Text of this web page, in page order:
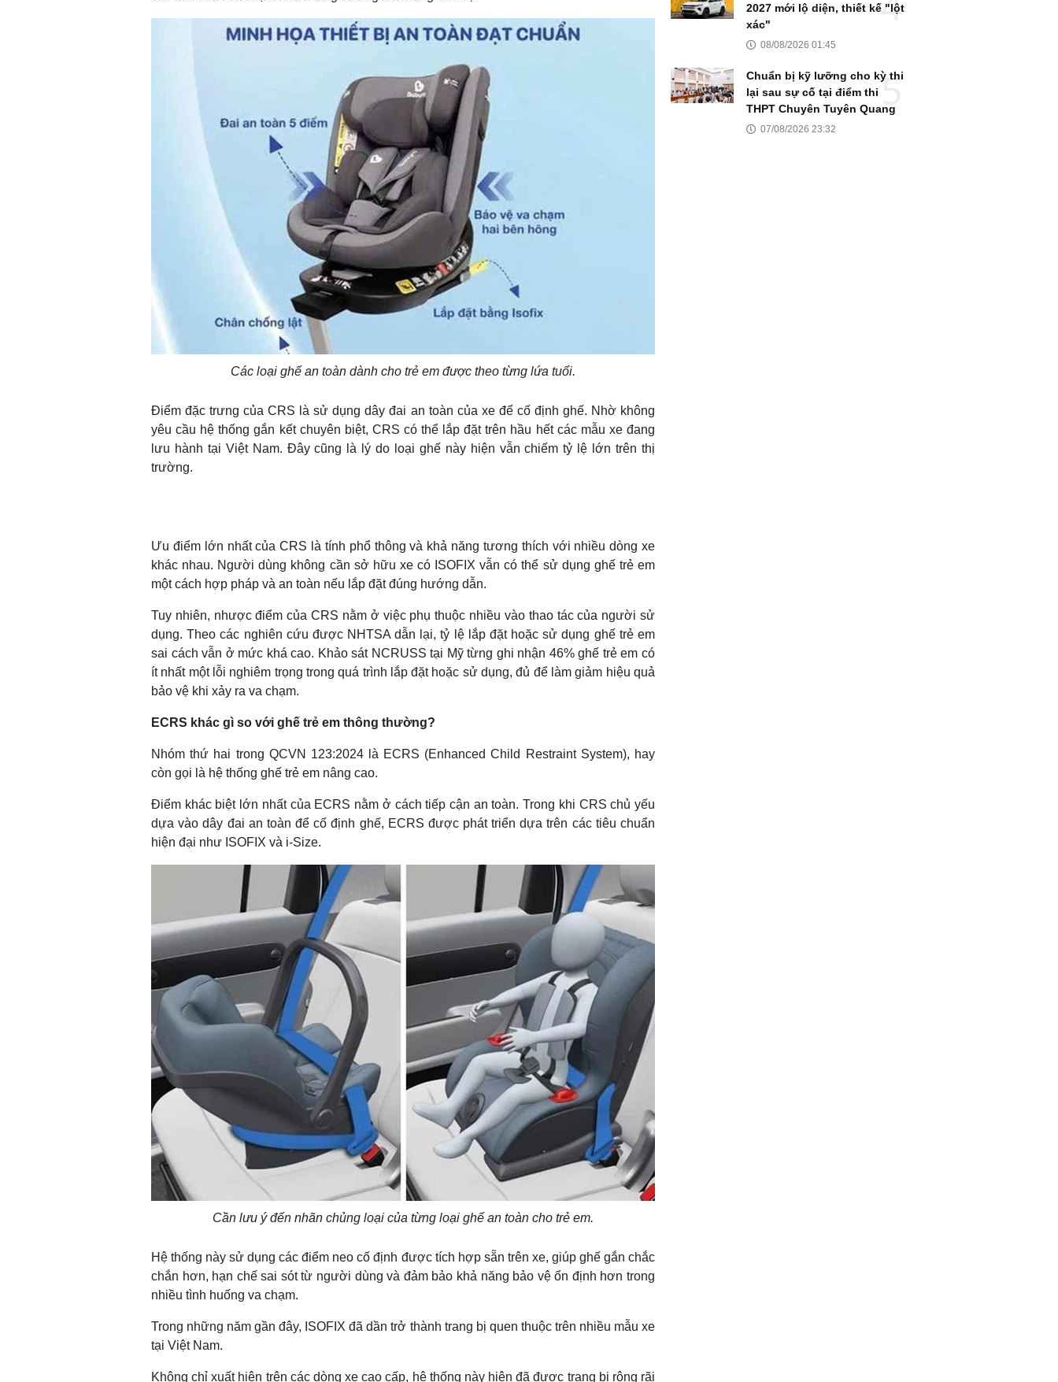
Các loại ghế an toàn dành cho trẻ em được theo từng lứa tuổi.
Điểm đặc trưng của CRS là sử dụng dây đai an toàn của xe để cố định ghế. Nhờ không
yêu cầu hệ thống gắn kết chuyên biệt, CRS có thể lắp đặt trên hầu hết các mẫu xe đang
lưu hành tại Việt Nam. Đây cũng là lý do loại ghế này hiện vẫn chiếm tỷ lệ lớn trên thị
trường.
Ưu điểm lớn nhất của CRS là tính phổ thông và khả năng tương thích với nhiều dòng xe
khác nhau. Người dùng không cần sở hữu xe có ISOFIX vẫn có thể sử dụng ghế trẻ em
một cách hợp pháp và an toàn nếu lắp đặt đúng hướng dẫn.
Tuy nhiên, nhược điểm của CRS nằm ở việc phụ thuộc nhiều vào thao tác của người sử
dụng. Theo các nghiên cứu được NHTSA dẫn lại, tỷ lệ lắp đặt hoặc sử dụng ghế trẻ em
sai cách vẫn ở mức khá cao. Khảo sát NCRUSS tại Mỹ từng ghi nhận 46% ghế trẻ em có
ít nhất một lỗi nghiêm trọng trong quá trình lắp đặt hoặc sử dụng, đủ để làm giảm hiệu quả
bảo vệ khi xảy ra va chạm.
ECRS khác gì so với ghế trẻ em thông thường?
Nhóm thứ hai trong QCVN 123:2024 là ECRS (Enhanced Child Restraint System), hay
còn gọi là hệ thống ghế trẻ em nâng cao.
Điểm khác biệt lớn nhất của ECRS nằm ở cách tiếp cận an toàn. Trong khi CRS chủ yếu
dựa vào dây đai an toàn để cố định ghế, ECRS được phát triển dựa trên các tiêu chuẩn
hiện đại như ISOFIX và i-Size.
Cần lưu ý đến nhãn chủng loại của từng loại ghế an toàn cho trẻ em.
Hệ thống này sử dụng các điểm neo cố định được tích hợp sẵn trên xe, giúp ghế gắn chắc
chắn hơn, hạn chế sai sót từ người dùng và đảm bảo khả năng bảo vệ ổn định hơn trong
nhiều tình huống va chạm.
Trong những năm gần đây, ISOFIX đã dần trở thành trang bị quen thuộc trên nhiều mẫu xe
tại Việt Nam.
Không chỉ xuất hiện trên các dòng xe cao cấp, hệ thống này hiện đã được trang bị rộng rãi
2027 mới lộ diện, thiết kế "lột
xác"
08/08/2026 01:45
Chuẩn bị kỹ lưỡng cho kỳ thi
lại sau sự cố tại điểm thi
THPT Chuyên Tuyên Quang
07/08/2026 23:32